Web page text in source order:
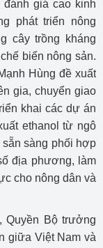
giá cao kinh
phát triển nông
cây trồng kháng
biến nông sản.
Hùng đề xuất
gia, chuyển giao
khai các dự án
ethanol từ ngô
sẵn sàng phối hợp
địa phương, làm
cho nông dân và
Quyền Bộ trưởng
giữa Việt Nam và